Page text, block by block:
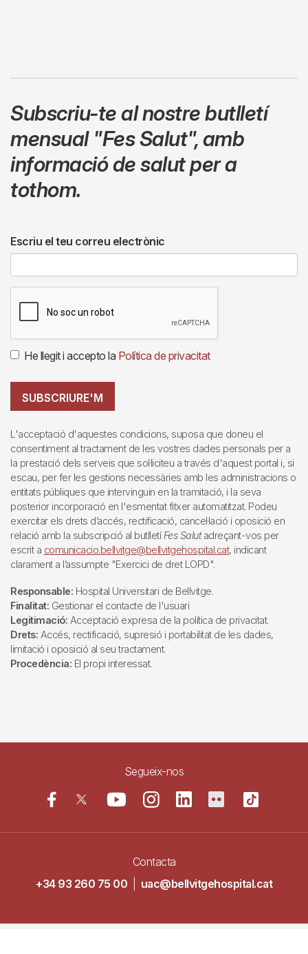
Subscriu-te al nostre butlletí
mensual "Fes Salut",amb
informació de salut per a
tothom.
Escriu el teu correu electrònic
He llegit i accepto la Política de privacitat
SUBSCRIURE'M
L'acceptació d'aquestes condicions, suposa que doneu el
consentiment al tractament de les vostres dades personals per a
la prestació dels serveis que sol·liciteu a través d'aquest portal i, si
escau, per fer les gestions necessàries amb les administracions o
entitats públiques que intervinguin en la tramitació, i la seva
posterior incorporació en l'esmentat fitxer automatitzat. Podeu
exercitar els drets d’accés, rectificació, cancel·lació i oposició en
relació amb la subscripció al butlletí Fes Salutadreçant-vos per
escrit a comunicacio.bellvitge@bellvitgehospital.cat, indicant
clarament a l’assumpte "Exercici de dret LOPD".
Responsable: Hospital Universitari de Bellvitge.
Finalitat: Gestionar el contacte de l'usuari
Legitimació: Acceptació expresa de la política de privacitat.
Drets: Accés, rectificació, supresió i portabilitat de les dades,
limitació i oposició al seu tractament.
Procedència: El propi interessat.
Segueix-nos
Contacta
+34 93 260 75 00
uac@bellvitgehospital.cat